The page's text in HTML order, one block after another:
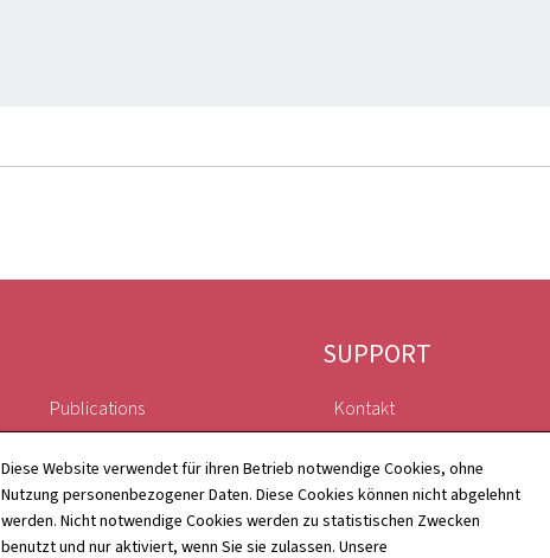
Diese Website verwendet für ihren Betrieb notwendige Cookies, ohne
Nutzung personenbezogener Daten. Diese Cookies können nicht abgelehnt
werden. Nicht notwendige Cookies werden zu statistischen Zwecken
benutzt und nur aktiviert, wenn Sie sie zulassen. Unsere
Publications
Verzeichnis
SUPPORT
Kontakt
Sitemap
Informationen zur Webseite